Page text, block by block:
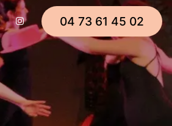
04 73 61 45 02